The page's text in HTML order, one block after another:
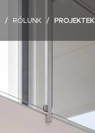
RÓLUNK PROJEKTEK